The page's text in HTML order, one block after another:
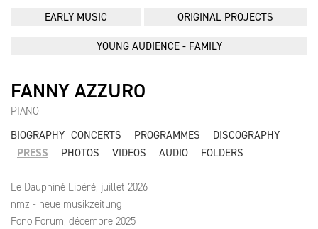
EARLY MUSIC ORIGINAL PROJECTS
YOUNG AUDIENCE - FAMILY
FANNY AZZURO
PIANO
BIOGRAPHY CONCERTS PROGRAMMES
DISCOGRAPHY
PRESS
PHOTOS VIDEOS AUDIO FOLDERS
Le Dauphiné Libéré, juillet 2026
nmz - neue musikzeitung
Fono Forum, décembre 2025